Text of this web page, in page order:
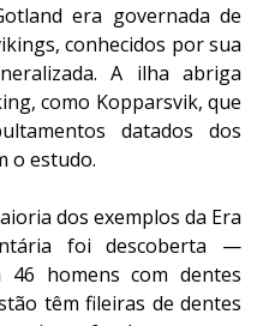
era governada de
conhecidos por sua
A ilha abriga
como Kopparsvik, que
datados dos
o estudo.
dos exemplos da Era
foi descoberta —
46 homens com dentes
têm fileiras de dentes